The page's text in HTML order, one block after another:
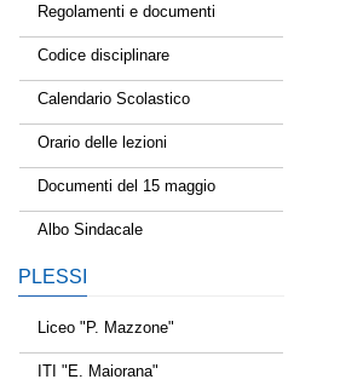
Regolamenti e documenti
Codice disciplinare
Calendario Scolastico
Orario delle lezioni
Documenti del 15 maggio
Albo Sindacale
PLESSI
Liceo "P. Mazzone"
ITI "E. Maiorana"